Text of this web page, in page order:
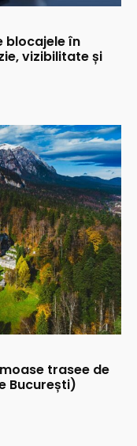
blocajele în
vizibilitate și
trasee de
București)